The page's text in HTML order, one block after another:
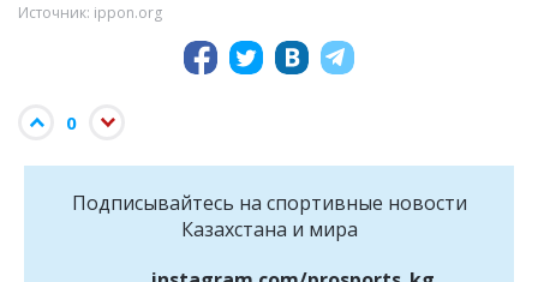
Источник: ippon.org
0
Подписывайтесь на cпортивные новости
Казахстана и мира